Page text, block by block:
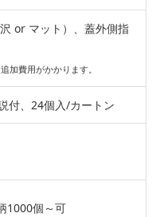
or マット）、蓋外側指
加費用がかかります。
付、24個入/カートン
1000個～可